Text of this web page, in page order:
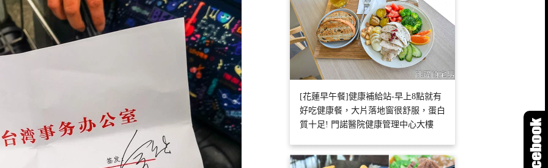
[花蓮早午餐]健康補給站-早上8點就有
好吃健康餐，大片落地窗很舒服，蛋白
質十足! 門諾醫院健康管理中心大樓